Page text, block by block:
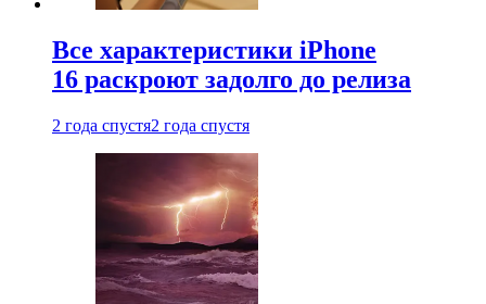
Все характеристики iPhone
16 раскроют задолго до релиза
2 года спустя2 года спустя